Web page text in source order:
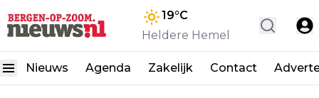
19°C
Heldere Hemel
Nieuws Agenda Zakelijk Contact